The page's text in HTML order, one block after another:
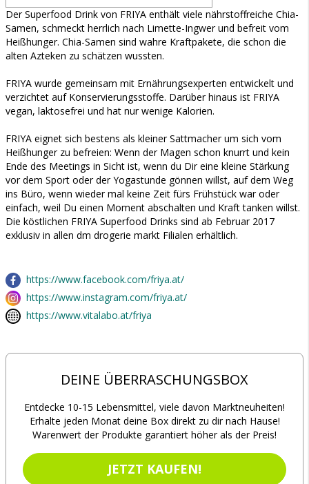
Der Superfood Drink von FRIYA enthält viele nährstoffreiche Chia-
Samen, schmeckt herrlich nach Limette-Ingwer und befreit vom
Heißhunger. Chia-Samen sind wahre Kraftpakete, die schon die
alten Azteken zu schätzen wussten.
FRIYA wurde gemeinsam mit Ernährungsexperten entwickelt und
verzichtet auf Konservierungsstoffe. Darüber hinaus ist FRIYA
vegan, laktosefrei und hat nur wenige Kalorien.
FRIYA eignet sich bestens als kleiner Sattmacher um sich vom
Heißhunger zu befreien: Wenn der Magen schon knurrt und kein
Ende des Meetings in Sicht ist, wenn du Dir eine kleine Stärkung
vor dem Sport oder der Yogastunde gönnen willst, auf dem Weg
ins Büro, wenn wieder mal keine Zeit fürs Frühstück war oder
einfach, weil Du einen Moment abschalten und Kraft tanken willst.
Die köstlichen FRIYA Superfood Drinks sind ab Februar 2017
exklusiv in allen dm drogerie markt Filialen erhältlich.
https://www.facebook.com/friya.at/
https://www.instagram.com/friya.at/
https://www.vitalabo.at/friya
DEINE ÜBERRASCHUNGSBOX
Entdecke 10-15 Lebensmittel, viele davon Marktneuheiten!
Erhalte jeden Monat deine Box direkt zu dir nach Hause!
Warenwert der Produkte garantiert höher als der Preis!
JETZT KAUFEN!